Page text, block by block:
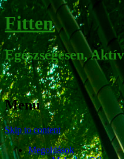
Fitten
Egészségesen,
Menu
Skip to content
Megoldások